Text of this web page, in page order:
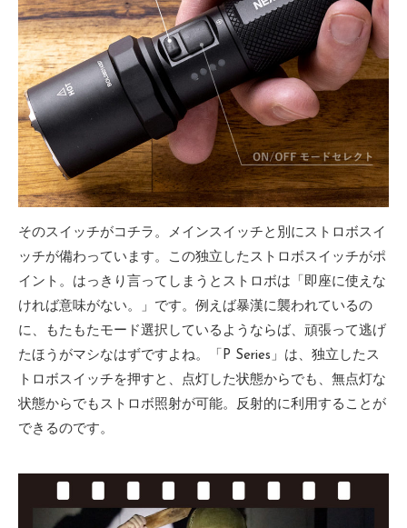
そのスイッチがコチラ。メインスイッチと別にストロボスイ
ッチが備わっています。この独立したストロボスイッチがポ
イント。はっきり言ってしまうとストロボは「即座に使えな
ければ意味がない。」です。例えば暴漢に襲われているの
に、もたもたモード選択しているようならば、頑張って逃げ
たほうがマシなはずですよね。「P Series」は、独立したス
トロボスイッチを押すと、点灯した状態からでも、無点灯な
状態からでもストロボ照射が可能。反射的に利用することが
できるのです。